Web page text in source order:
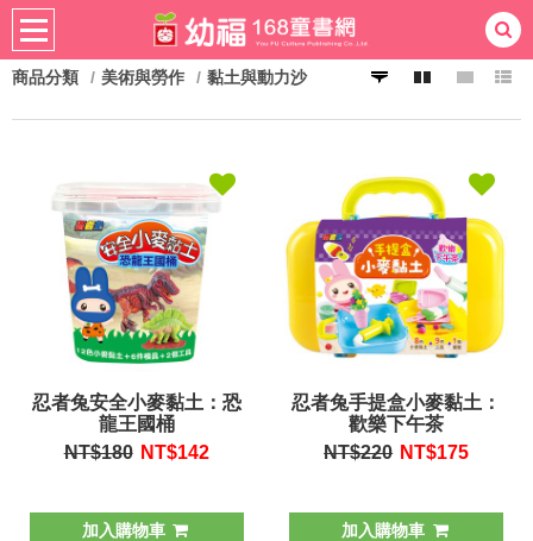
熱門：
3D立體書繪本讀本 最強王
商品分類 美術與勞作 黏土與動力沙
忍者兔安全小麥黏土：恐
龍王國桶
NT$180 NT$142
加入購物車
忍者兔手提盒小麥黏土：
歡樂下午茶
NT$220 NT$175
加入購物車